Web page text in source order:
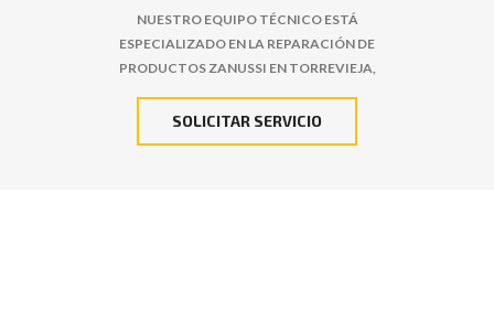
NUESTRO EQUIPO TÉCNICO ESTÁ
ESPECIALIZADO EN LA REPARACIÓN DE
PRODUCTOS ZANUSSI EN TORREVIEJA,
SOLICITAR SERVICIO